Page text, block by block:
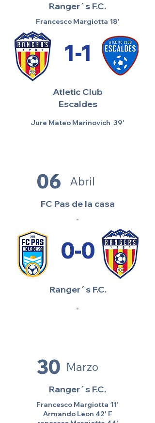
Ranger´s F.C.
Francesco Margiotta 18'
1-1
Atletic Club
Escaldes
Jure Mateo Marinovich 39'
06 Abril
FC Pas de la casa
-
0-0
Ranger´s F.C.
-
30 Marzo
Ranger´s F.C.
Francesco Margiotta 11'
Armando Leon 42' F